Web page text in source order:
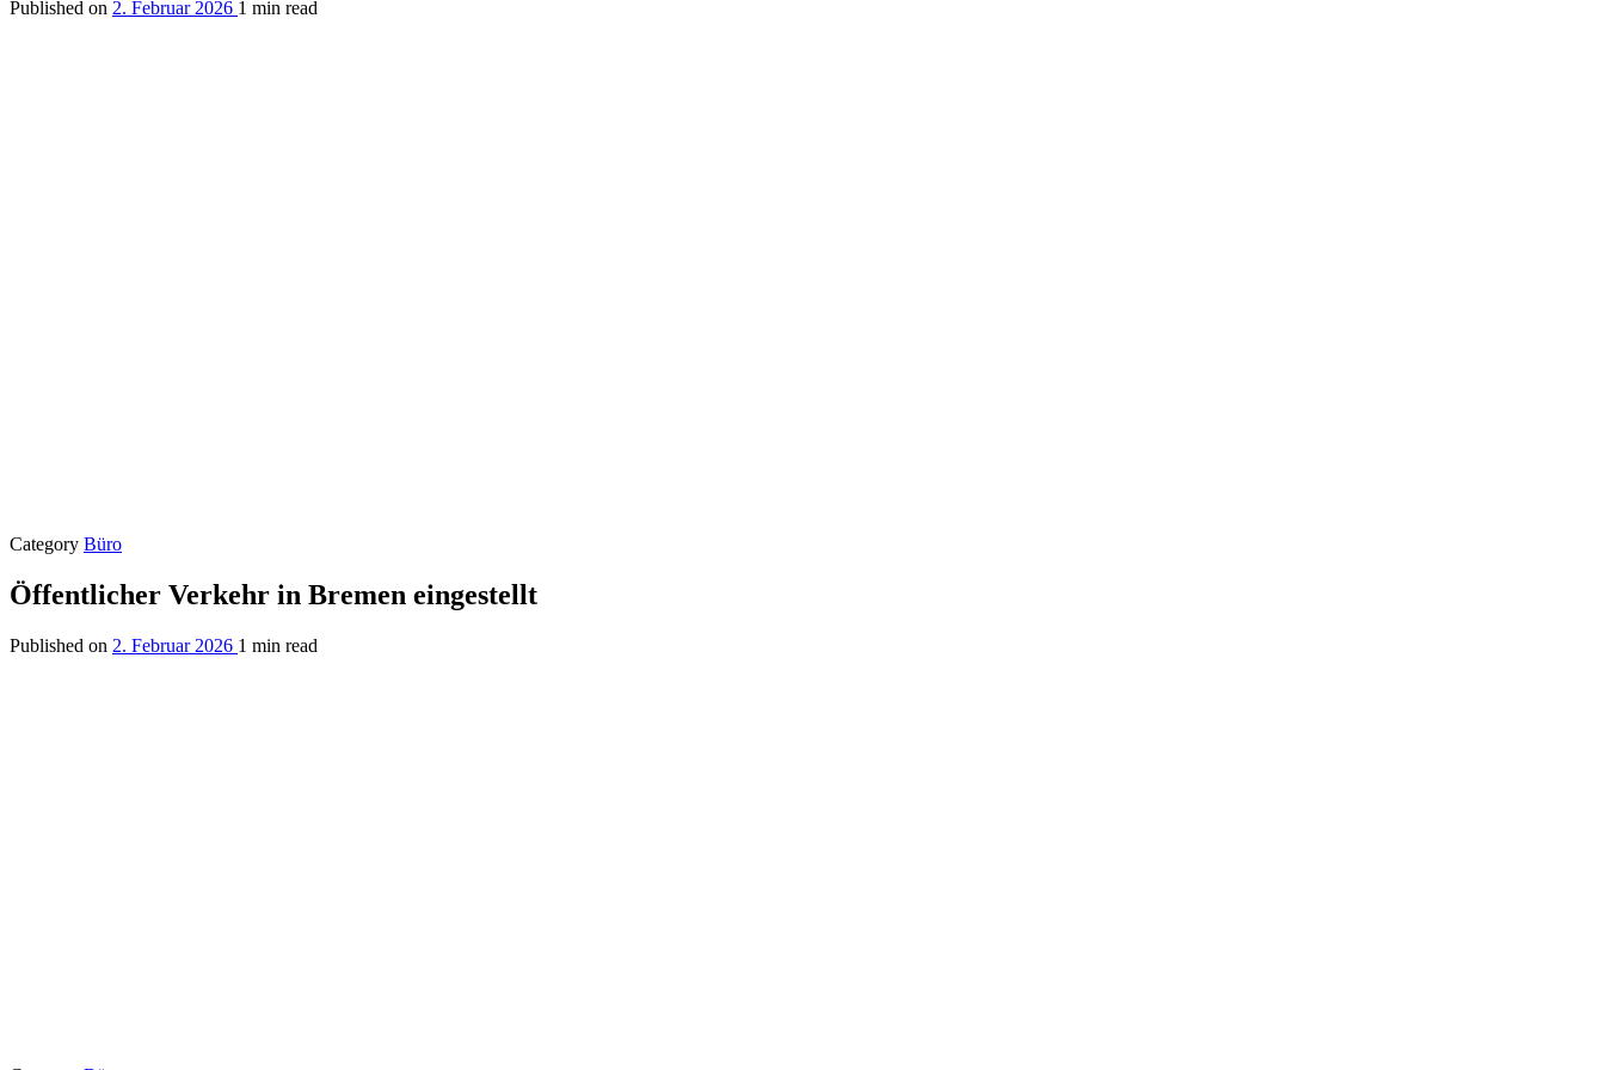
Published on 2. Februar 2026 1 min read
Category Büro
Öffentlicher Verkehr in Bremen eingestellt
Published on 2. Februar 2026 1 min read